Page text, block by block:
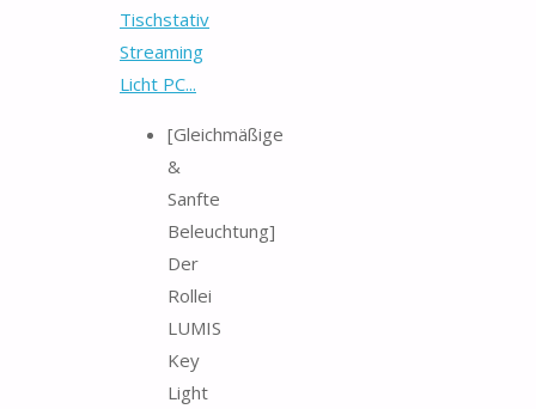
Tischstativ
Streaming
Licht PC...
[Gleichmäßige
&
Sanfte
Beleuchtung]
Der
Rollei
LUMIS
Key
Light